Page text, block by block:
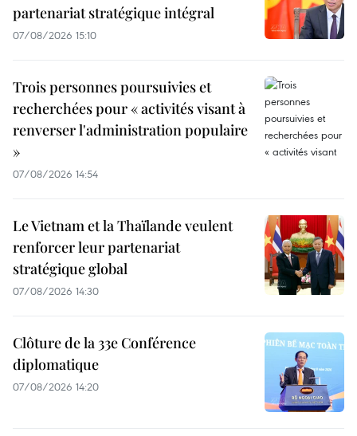
partenariat stratégique intégral
07/08/2026 15:10
Trois personnes poursuivies et
recherchées pour « activités visant à
renverser l'administration populaire
»
07/08/2026 14:54
Le Vietnam et la Thaïlande veulent
renforcer leur partenariat
stratégique global
07/08/2026 14:30
Clôture de la 33e Conférence
diplomatique
07/08/2026 14:20